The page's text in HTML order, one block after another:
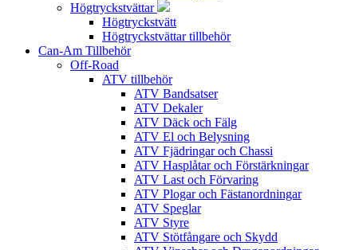
Högtryckstvättar
Högtryckstvätt
Högtryckstvättar tillbehör
Can-Am Tillbehör
Off-Road
ATV tillbehör
ATV Bandsatser
ATV Dekaler
ATV Däck och Fälg
ATV El och Belysning
ATV Fjädringar och Chassi
ATV Hasplåtar och Förstärkningar
ATV Last och Förvaring
ATV Plogar och Fästanordningar
ATV Speglar
ATV Styre
ATV Stötfångare och Skydd